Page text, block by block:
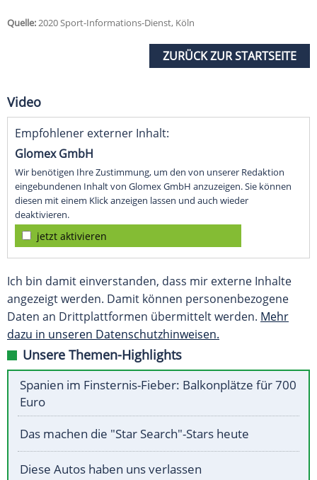
Quelle:2020 Sport-Informations-Dienst, Köln
ZURÜCK ZUR STARTSEITE
Video
Empfohlener externer Inhalt:
Glomex GmbH
Wir benötigen Ihre Zustimmung, um den von unserer Redaktion
eingebundenen Inhalt von Glomex GmbH anzuzeigen. Sie können
diesen mit einem Klick anzeigen lassen und auch wieder
deaktivieren.
jetzt aktivieren
Ich bin damit einverstanden, dass mir externe Inhalte
angezeigt werden. Damit können personenbezogene
Daten an Drittplattformen übermittelt werden. Mehr
dazu in unseren Datenschutzhinweisen.
Unsere Themen-Highlights
Spanien im Finsternis-Fieber: Balkonplätze für 700
Euro
Das machen die "Star Search"-Stars heute
Diese Autos haben uns verlassen